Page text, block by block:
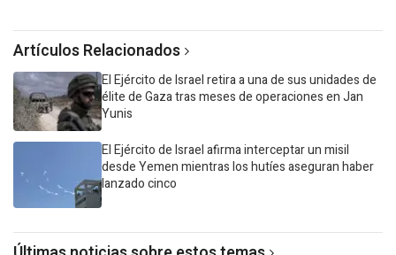
Artículos Relacionados
El Ejército de Israel retira a una de sus unidades de
élite de Gaza tras meses de operaciones en Jan
Yunis
El Ejército de Israel afirma interceptar un misil
desde Yemen mientras los hutíes aseguran haber
lanzado cinco